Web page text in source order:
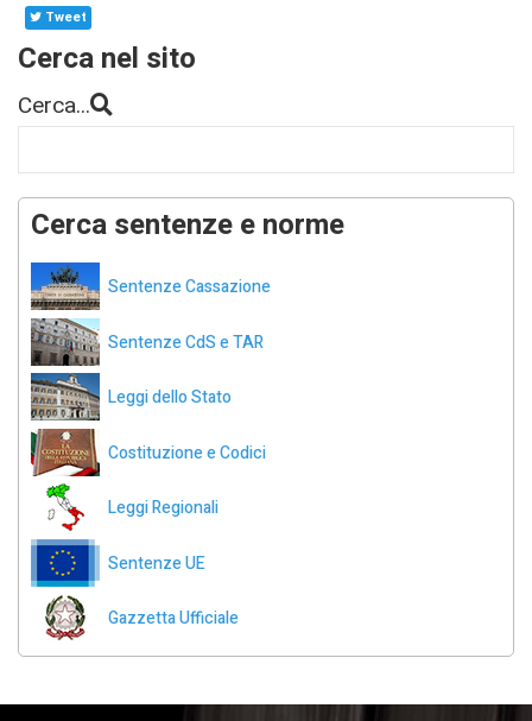
Tweet
Cerca nel sito
Cerca...
Cerca sentenze e norme
Sentenze Cassazione
Sentenze CdS e TAR
Leggi dello Stato
Costituzione e Codici
Leggi Regionali
Sentenze UE
Gazzetta Ufficiale